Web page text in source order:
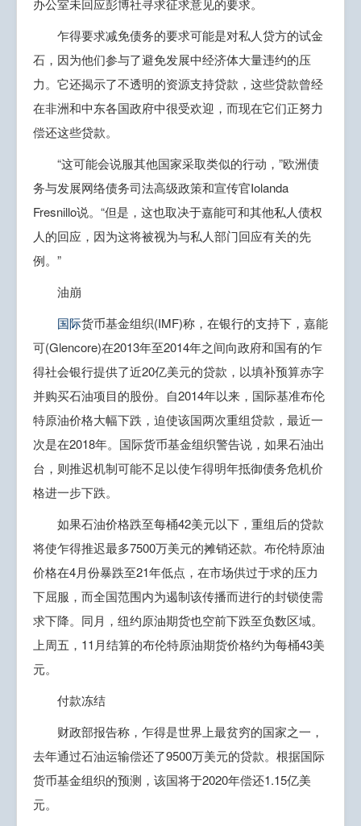
办公室未回应彭博社寻求征求意见的要求。
乍得要求减免债务的要求可能是对私人贷方的试金
石，因为他们参与了避免发展中经济体大量违约的压
力。它还揭示了不透明的资源支持贷款，这些贷款曾经
在非洲和中东各国政府中很受欢迎，而现在它们正努力
偿还这些贷款。
“这可能会说服其他国家采取类似的行动，”欧洲债
务与发展网络债务司法高级政策和宣传官Iolanda
Fresnillo说。“但是，这也取决于嘉能可和其他私人债权
人的回应，因为这将被视为与私人部门回应有关的先
例。”
油崩
国际货币基金组织(IMF)称，在银行的支持下，嘉能
可(Glencore)在2013年至2014年之间向政府和国有的乍
得社会银行提供了近20亿美元的贷款，以填补预算赤字
并购买石油项目的股份。自2014年以来，国际基准布伦
特原油价格大幅下跌，迫使该国两次重组贷款，最近一
次是在2018年。国际货币基金组织警告说，如果石油出
台，则推迟机制可能不足以使乍得明年抵御债务危机价
格进一步下跌。
如果石油价格跌至每桶42美元以下，重组后的贷款
将使乍得推迟最多7500万美元的摊销还款。布伦特原油
价格在4月份暴跌至21年低点，在市场供过于求的压力
下屈服，而全国范围内为遏制该传播而进行的封锁使需
求下降。同月，纽约原油期货也空前下跌至负数区域。
上周五，11月结算的布伦特原油期货价格约为每桶43美
元。
付款冻结
财政部报告称，乍得是世界上最贫穷的国家之一，
去年通过石油运输偿还了9500万美元的贷款。根据国际
货币基金组织的预测，该国将于2020年偿还1.15亿美
元。